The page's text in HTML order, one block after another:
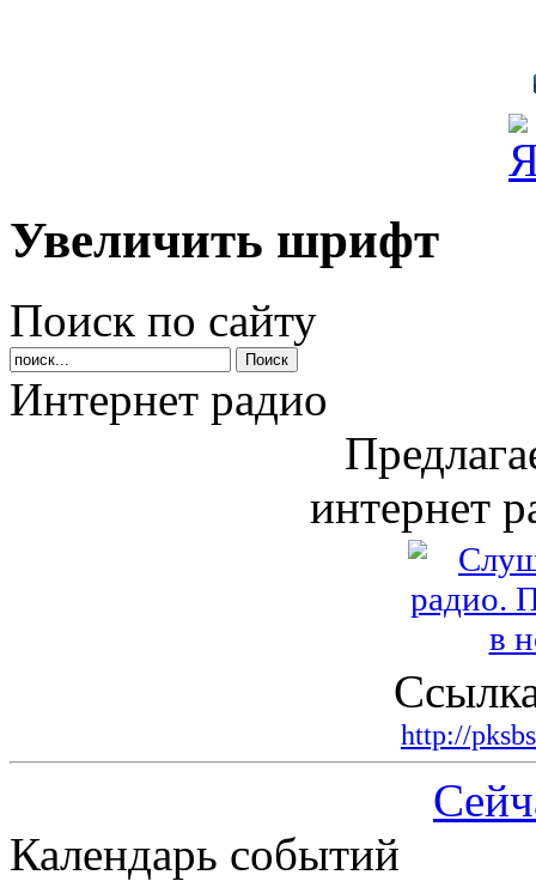
Увеличить шрифт
Поиск по сайту
Интернет радио
интернет
http://
Календарь событий